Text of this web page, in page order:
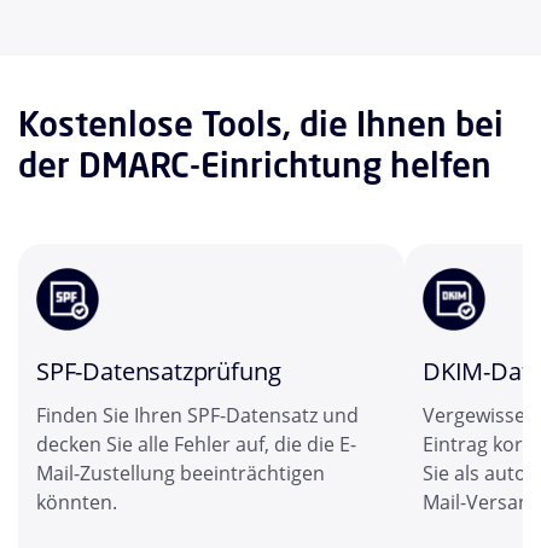
Kostenlose Tools, die Ihnen bei
der DMARC-Einrichtung helfen
SPF-Datensatzprüfung
Finden Sie Ihren SPF-Datensatz und
decken Sie alle Fehler auf, die die E-
Mail-Zustellung beeinträchtigen
könnten.
DKIM-
Eintrag
Sie als
Mail-